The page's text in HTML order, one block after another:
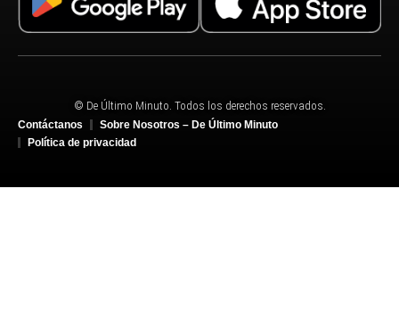
© De Último Minuto. Todos los derechos reservados.
Contáctanos
Sobre Nosotros – De Último Minuto
Política de privacidad